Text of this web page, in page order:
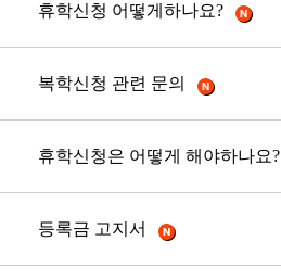
휴학신청 어떻게하나요?
복학신청 관련 문의
휴학신청은 어떻게 해야하나요?
등록금 고지서